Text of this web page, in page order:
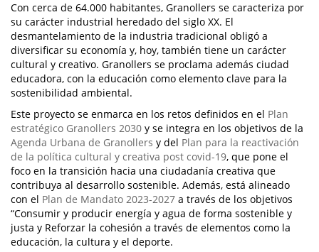
Con cerca de 64.000 habitantes, Granollers se caracteriza por
su carácter industrial heredado del siglo XX. El
desmantelamiento de la industria tradicional obligó a
diversificar su economía y, hoy, también tiene un carácter
cultural y creativo. Granollers se proclama además ciudad
educadora, con la educación como elemento clave para la
sostenibilidad ambiental.
Este proyecto se enmarca en los retos definidos en el Plan
estratégico Granollers 2030 y se integra en los objetivos de la
Agenda Urbana de Granollers y del Plan para la reactivación
de la política cultural y creativa post covid-19, que pone el
foco en la transición hacia una ciudadanía creativa que
contribuya al desarrollo sostenible. Además, está alineado
con el Plan de Mandato 2023-2027 a través de los objetivos
“Consumir y producir energía y agua de forma sostenible y
justa y Reforzar la cohesión a través de elementos como la
educación, la cultura y el deporte.